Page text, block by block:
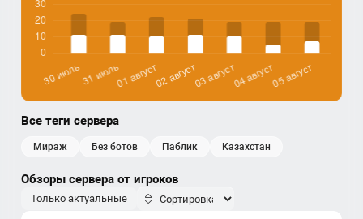
Все теги сервера
мираж без ботов паблик казахстан
Обзоры сервера от игроков
Только актуальные